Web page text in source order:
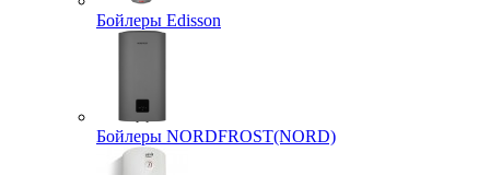
Бойлеры Edisson
Бойлеры NORDFROST(NORD)